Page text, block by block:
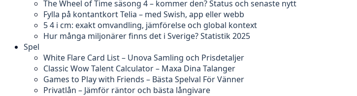
The Wheel of Time säsong 4 – kommer den? Status och senaste nytt
Fylla på kontantkort Telia – med Swish, app eller webb
5 4 i cm: exakt omvandling, jämförelse och global kontext
Hur många miljonärer finns det i Sverige? Statistik 2025
Spel
White Flare Card List – Unova Samling och Prisdetaljer
Classic Wow Talent Calculator – Maxa Dina Talanger
Games to Play with Friends – Bästa Spelval För Vänner
Privatlån – Jämför räntor och bästa långivare